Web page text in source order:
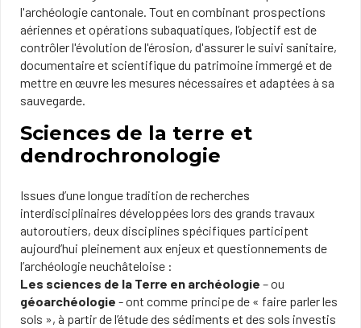
l'archéologie cantonale. Tout en combinant prospections
aériennes et opérations subaquatiques, l’objectif est de
contrôler l'évolution de l'érosion, d'assurer le suivi sanitaire,
documentaire et scientifique du patrimoine immergé et de
mettre en œuvre les mesures nécessaires et adaptées à sa
sauvegarde.
Sciences de la terre et
dendrochronologie
Issues d’une longue tradition de recherches
interdisciplinaires développées lors des grands travaux
autoroutiers, deux disciplines spécifiques participent
aujourd’hui pleinement aux enjeux et questionnements de
l’archéologie neuchâteloise :
Les sciences de la Terre en archéologie – ou
géoarchéologie - ont comme principe de « faire parler les
sols », à partir de l’étude des sédiments et des sols investis